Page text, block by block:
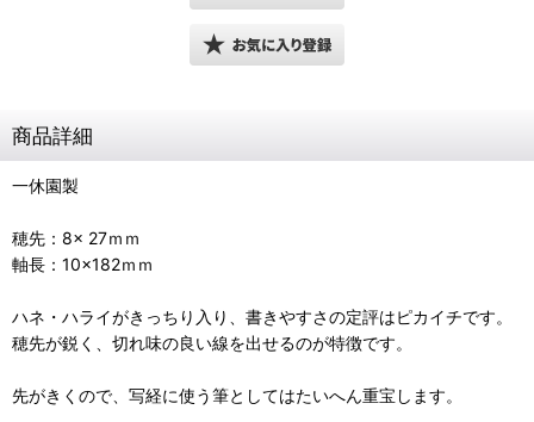
商品詳細
一休園製
穂先：8× 27ｍｍ
軸長：10×182ｍｍ
ハネ・ハライがきっちり入り、書きやすさの定評はピカイチです。
穂先が鋭く、切れ味の良い線を出せるのが特徴です。
先がきくので、写経に使う筆としてはたいへん重宝します。